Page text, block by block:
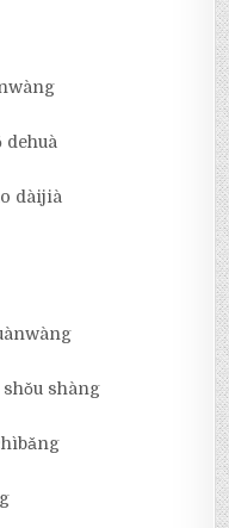
dàijià
shàng